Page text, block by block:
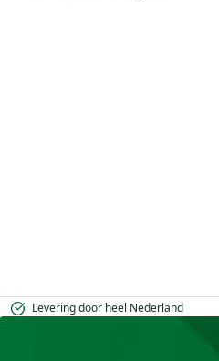
Levering door heel Nederland